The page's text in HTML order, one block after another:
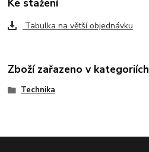
Ke stažení
Tabulka na větší objednávku
Zboží zařazeno v kategoriích
Technika